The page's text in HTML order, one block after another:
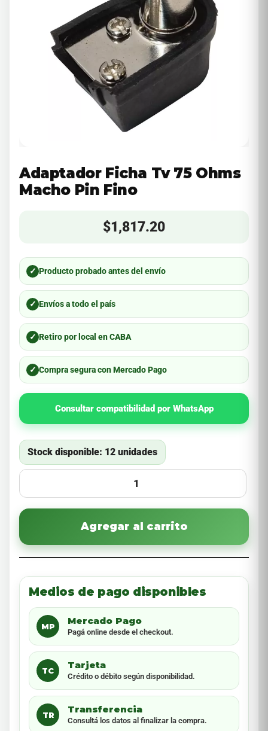
Adaptador Ficha Tv 75 Ohms
Macho Pin Fino
$1,817.20
✓ Producto probado antes del envío
✓ Envíos a todo el país
✓ Retiro por local en CABA
✓ Compra segura con Mercado Pago
Consultar compatibilidad por WhatsApp
Stock disponible: 12 unidades
Agregar al carrito
Medios de pago disponibles
MP
Mercado Pago
Pagá online desde el checkout.
TC
Tarjeta
Crédito o débito según disponibilidad.
TR
Transferencia
Consultá los datos al finalizar la compra.